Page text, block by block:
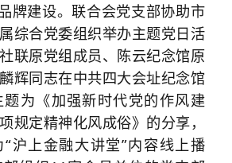
牌建设。联合会党支部协助市
综合党委组织举办主题党日活
联原党组成员、陈云纪念馆原
辉同志在中共四大会址纪念馆
为《加强新时代党的作风建
规定精神化风成俗》的分享，
沪上金融大讲堂”内容线上播